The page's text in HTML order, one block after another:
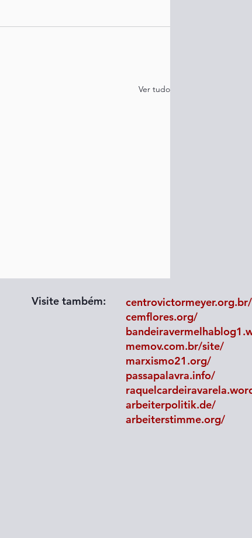
Ver tudo
A ciência institucionalizada no
IPCC e os aprendizes de feiticeiro
Visite também:
centrovictormeyer.org.br/
cemflores.org/
memov.com.br/site/
marxismo21.org/
passapalavra.info/
arbeiterpolitik.de/
arbeiterstimme.org/